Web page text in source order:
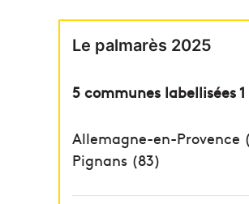
Le palmarès 2025
5 communes labellisées
Allemagne-en-Provence
Pignans (83)